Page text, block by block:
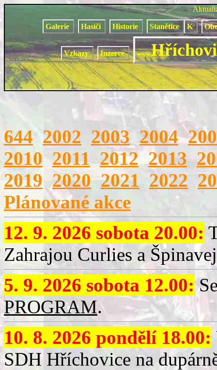
Galerie Hasiči Historie Stanětice K
Vzkazy Inzerce www.
644 2002 2003 2004
2010 2011 2012 2013
2019 2020 2021 2022
Plánované akce
12. 9. 2026 sobota 20.00:
Zahrajou Curlies a
5. 9. 2026 sobota 12.00:
PROGRAM.
10. 8. 2026 pondělí 18.00:
SDH Hříchovice na